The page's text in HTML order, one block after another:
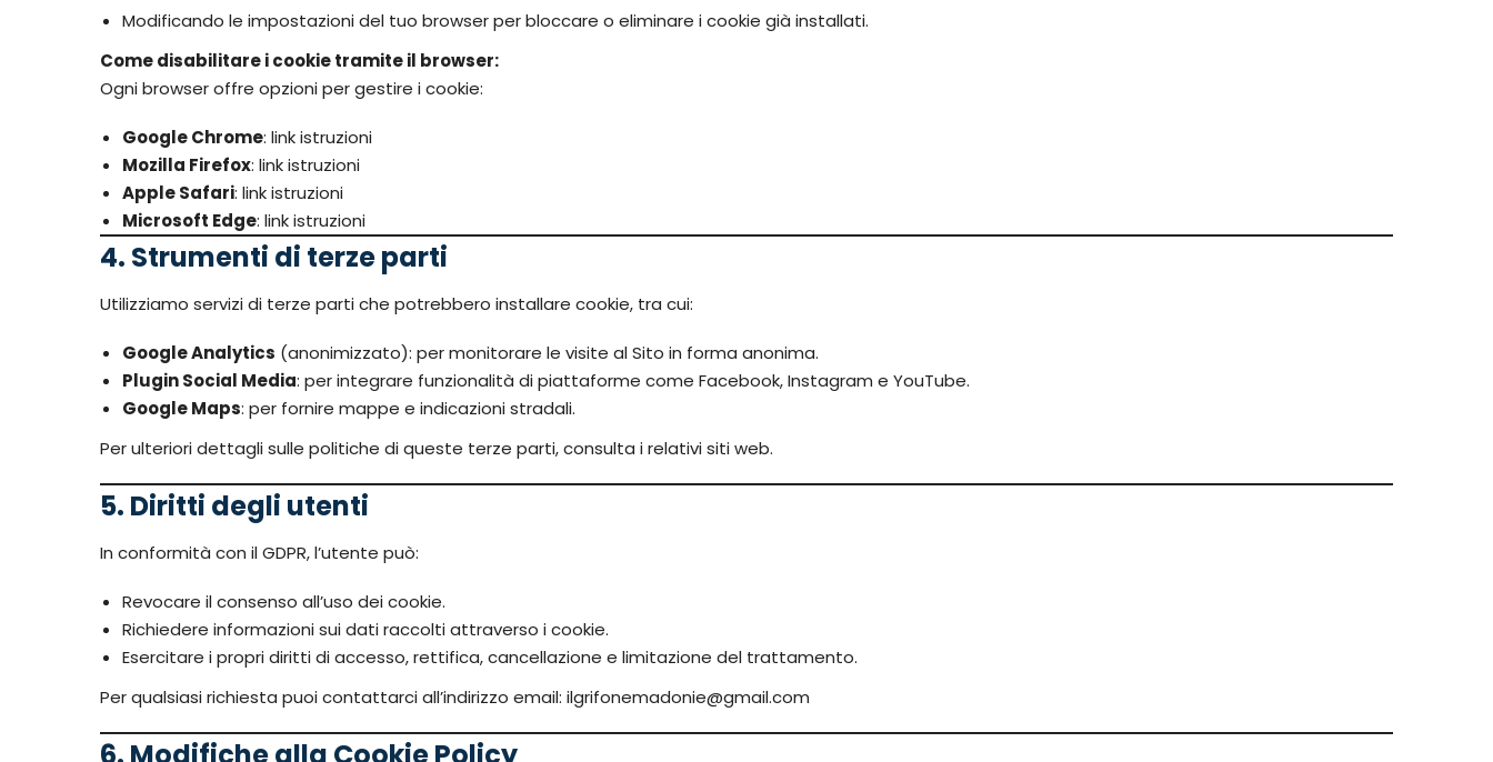
Modificando le impostazioni del tuo browser per bloccare o eliminare i cookie già installati.
Come disabilitare i cookie tramite il browser:
Ogni browser offre opzioni per gestire i cookie:
Google Chrome: link istruzioni
Mozilla Firefox: link istruzioni
Apple Safari: link istruzioni
Microsoft Edge: link istruzioni
4. Strumenti di terze parti
Utilizziamo servizi di terze parti che potrebbero installare cookie, tra cui:
Google Analytics (anonimizzato): per monitorare le visite al Sito in forma anonima.
Plugin Social Media: per integrare funzionalità di piattaforme come Facebook, Instagram e YouTube.
Google Maps: per fornire mappe e indicazioni stradali.
Per ulteriori dettagli sulle politiche di queste terze parti, consulta i relativi siti web.
5. Diritti degli utenti
In conformità con il GDPR, l’utente può:
Revocare il consenso all’uso dei cookie.
Richiedere informazioni sui dati raccolti attraverso i cookie.
Esercitare i propri diritti di accesso, rettifica, cancellazione e limitazione del trattamento.
Per qualsiasi richiesta puoi contattarci all’indirizzo email: ilgrifonemadonie@gmail.com